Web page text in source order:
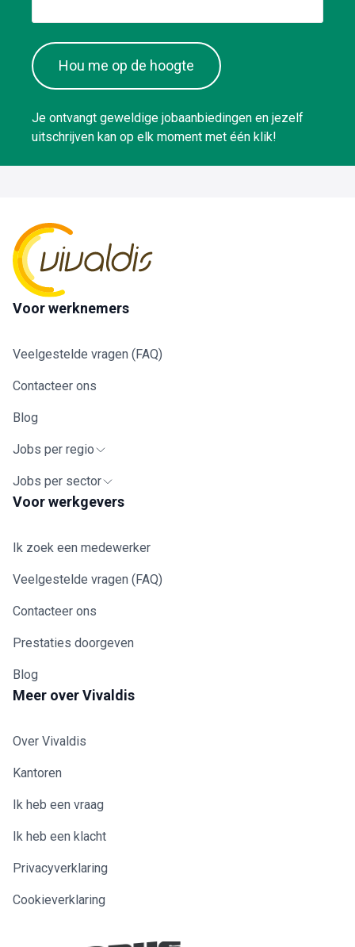
Hou me op de hoogte
Je ontvangt geweldige jobaanbiedingen en jezelf
uitschrijven kan op elk moment met één klik!
Voor werknemers
Veelgestelde vragen (FAQ)
Contacteer ons
Blog
Jobs per regio
Jobs per sector
Voor werkgevers
Ik zoek een medewerker
Veelgestelde vragen (FAQ)
Contacteer ons
Prestaties doorgeven
Blog
Meer over Vivaldis
Over Vivaldis
Kantoren
Ik heb een vraag
Ik heb een klacht
Privacyverklaring
Cookieverklaring